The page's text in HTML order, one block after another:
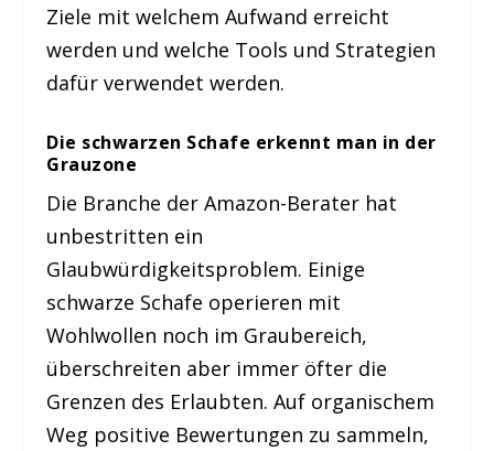
Ziele mit welchem Aufwand erreicht
werden und welche Tools und Strategien
dafür verwendet werden.
Die schwarzen Schafe erkennt man in der
Grauzone
Die Branche der Amazon-Berater hat
unbestritten ein
Glaubwürdigkeitsproblem. Einige
schwarze Schafe operieren mit
Wohlwollen noch im Graubereich,
überschreiten aber immer öfter die
Grenzen des Erlaubten. Auf organischem
Weg positive Bewertungen zu sammeln,